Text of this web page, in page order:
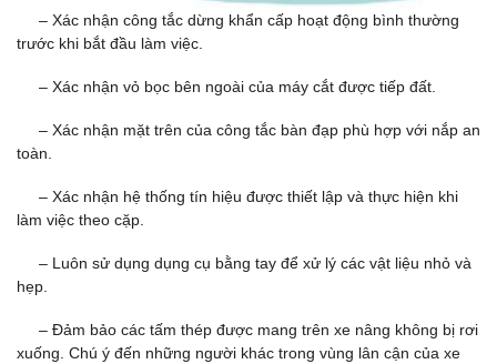
– Xác nhận công tắc dừng khẩn cấp hoạt động bình thường
trước khi bắt đầu làm việc.
– Xác nhận vỏ bọc bên ngoài của máy cắt được tiếp đất.
– Xác nhận mặt trên của công tắc bàn đạp phù hợp với nắp an
toàn.
– Xác nhận hệ thống tín hiệu được thiết lập và thực hiện khi
làm việc theo cặp.
– Luôn sử dụng dụng cụ bằng tay để xử lý các vật liệu nhỏ và
hẹp.
– Đảm bảo các tấm thép được mang trên xe nâng không bị rơi
xuống. Chú ý đến những người khác trong vùng lân cận của xe